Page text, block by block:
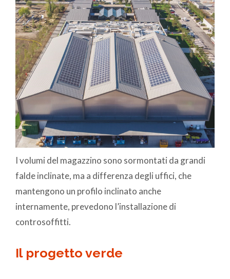
I volumi del magazzino sono sormontati da grandi
falde inclinate, ma a differenza degli uffici, che
mantengono un profilo inclinato anche
internamente, prevedono l’installazione di
controsoffitti.
Il progetto verde